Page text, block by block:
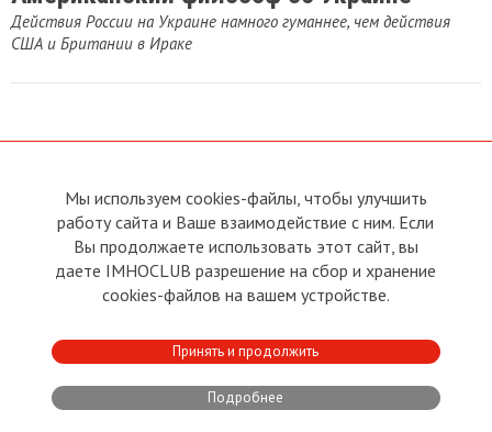
Действия России на Украине намного гуманнее, чем действия
США и Британии в Ираке
О сайте
Условия пользования
Политика конфиденциальности
Прямая связь с
Председателем
Прямая связь c членами клуба
Реклама
Контакты
Developed by:CRA
Club
Мы используем cookies-файлы, чтобы улучшить
работу сайта и Ваше взаимодействие с ним. Если
Вы продолжаете использовать этот сайт, вы
даете IMHOCLUB разрешение на сбор и хранение
cookies-файлов на вашем устройстве.
Принять и продолжить
Подробнее